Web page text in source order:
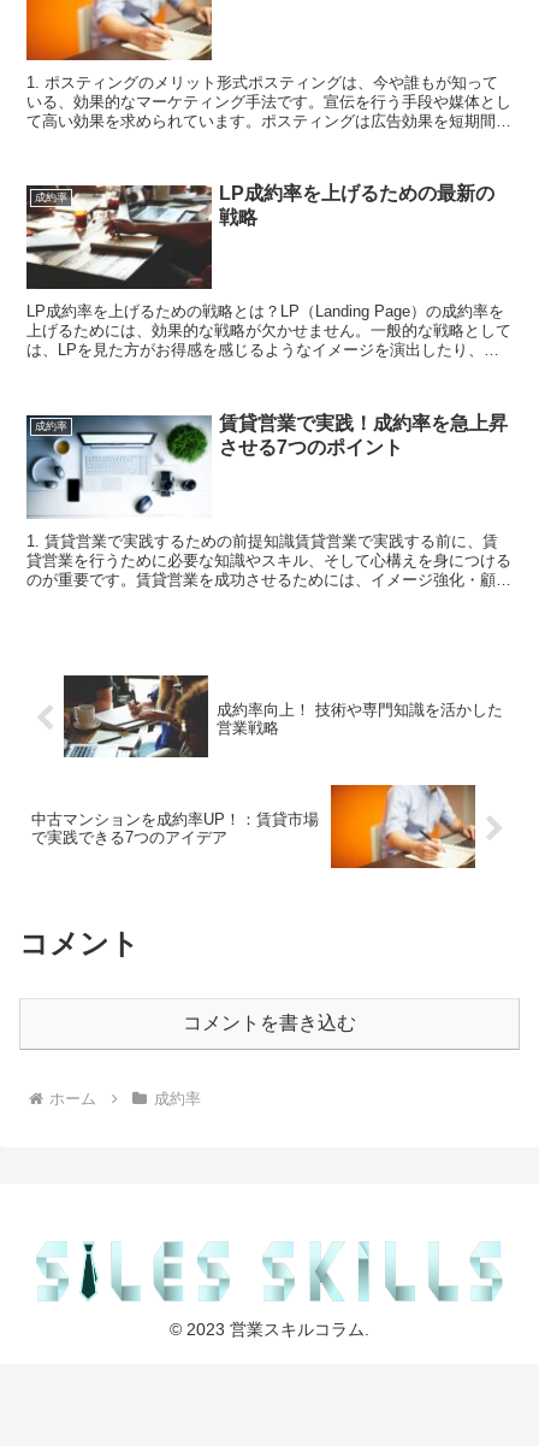
1. ポスティングのメリット形式ポスティングは、今や誰もが知って
いる、効果的なマーケティング手法です。宣伝を行う手段や媒体とし
て高い効果を求められています。ポスティングは広告効果を短期間で
成約率
LP成約率を上げるための最新の
戦略
LP成約率を上げるための戦略とは？LP（Landing Page）の成約率を
上げるためには、効果的な戦略が欠かせません。一般的な戦略として
は、LPを見た方がお得感を感じるようなイメージを演出したり、最
成約率
賃貸営業で実践！成約率を急上昇
させる7つのポイント
1. 賃貸営業で実践するための前提知識賃貸営業で実践する前に、賃
貸営業を行うために必要な知識やスキル、そして心構えを身につける
のが重要です。賃貸営業を成功させるためには、イメージ強化・顧客
成約率向上！ 技術や専門知識を活かした
営業戦略
中古マンションを成約率UP！：賃貸市場
で実践できる7つのアイデア
コメント
コメントを書き込む
ホーム 成約率
© 2023 営業スキルコラム.